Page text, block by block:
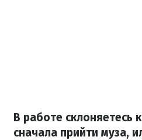
В работе склоняетесь
сначала прийти муза,